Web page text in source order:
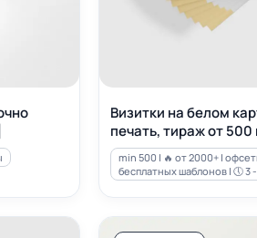
Визитки на белом
печать, тираж от 500
min 500 | 🔥 от 2000+ |
бесплатных шаблонов | 🕔 3